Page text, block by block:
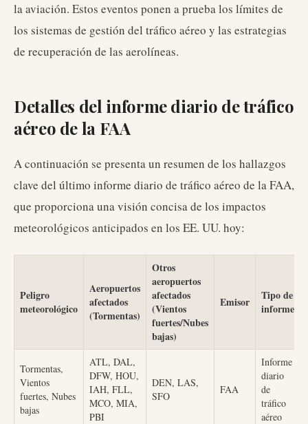
la aviación. Estos eventos ponen a prueba los límites de
los sistemas de gestión del tráfico aéreo y las estrategias
de recuperación de las aerolíneas.
Detalles del informe diario de tráfico
aéreo de la FAA
A continuación se presenta un resumen de los hallazgos
clave del último informe diario de tráfico aéreo de la FAA,
que proporciona una visión concisa de los impactos
meteorológicos anticipados en los EE. UU. hoy:
Peligro
meteorológico
Aeropuertos
afectados
(Tormentas)
Otros
aeropuertos
afectados
(Vientos
fuertes/Nubes
bajas)
Emisor
Tipo de
informe
Tormentas,
Vientos
fuertes, Nubes
bajas
ATL, DAL,
DFW, HOU,
IAH, FLL,
MCO, MIA,
PBI
DEN, LAS,
SFO
FAA
Informe
diario
de
tráfico
aéreo